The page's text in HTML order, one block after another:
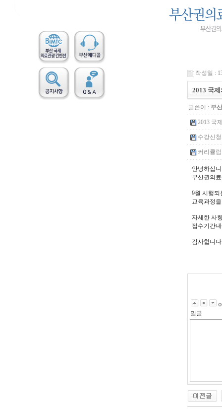
작성일 :
2013 국
글쓴이 : 부
2013 국
수강신
커리큘
안녕하십
부산권의
9월 시행
교육과정
자세한 사
접수기간
감사합니
밀글